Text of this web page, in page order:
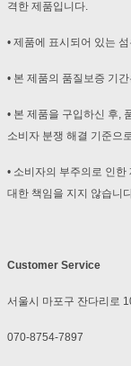
격한 제품입니다.
• 제품에 표시되어 있는
• 본 제품의 품질보증 기
• 본 제품을 구입하신 후,
소비자 분쟁 해결 기준으
• 소비자의 부주의로 인
대한 책임을 지지 않습니
Customer Service
서울시 마포구 잔다리로
070-8754-7897